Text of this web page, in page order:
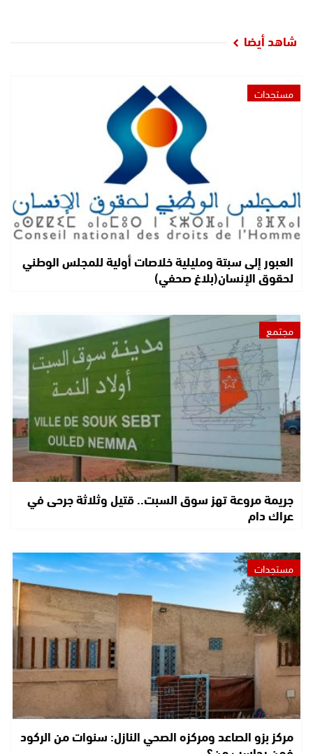
شاهد أيضا
مستجدات
العبور إلى سبتة ومليلية خلاصات أولية للمجلس الوطني
لحقوق الإنسان(بلاغ صحفي)
مجتمع
جريمة مروعة تهز سوق السبت.. قتيل وثلاثة جرحى في
عراك دام
مستجدات
مركز بزو الصاعد ومركزه الصحي النازل: سنوات من الركود